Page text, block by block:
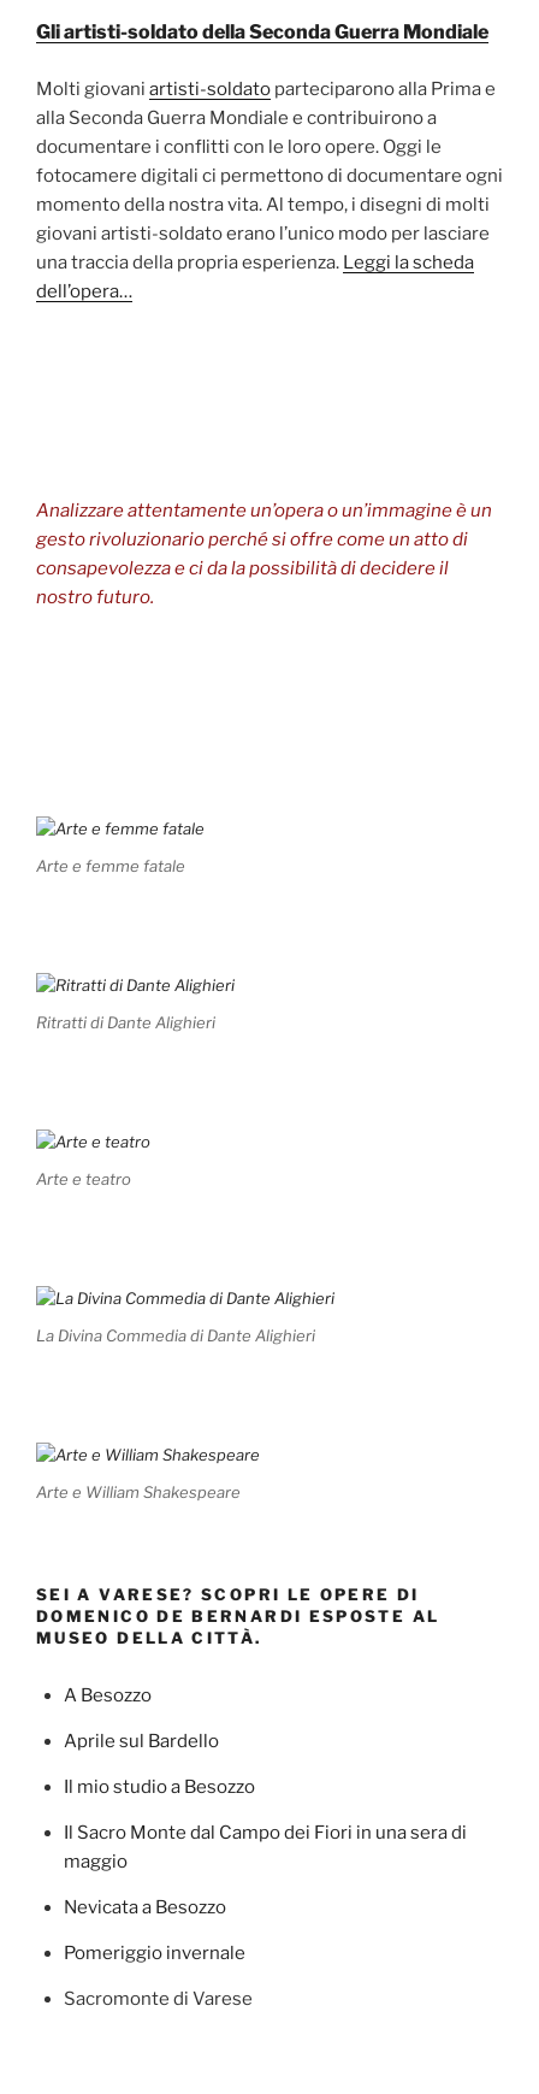
Gli artisti-soldato della Seconda Guerra Mondiale
Molti giovani artisti-soldato parteciparono alla Prima e
alla Seconda Guerra Mondiale e contribuirono a
documentare i conflitti con le loro opere. Oggi le
fotocamere digitali ci permettono di documentare ogni
momento della nostra vita. Al tempo, i disegni di molti
giovani artisti-soldato erano l’unico modo per lasciare
una traccia della propria esperienza. Leggi la scheda
dell’opera…
Analizzare attentamente un’opera o un’immagine è un
gesto rivoluzionario perché si offre come un atto di
consapevolezza e ci da la possibilità di decidere il
nostro futuro.
Arte e femme fatale
Ritratti di Dante Alighieri
Arte e teatro
La Divina Commedia di Dante Alighieri
Arte e William Shakespeare
SEI A VARESE? SCOPRI LE OPERE DI
DOMENICO DE BERNARDI ESPOSTE AL
MUSEO DELLA CITTÀ.
A Besozzo
Aprile sul Bardello
Il mio studio a Besozzo
Il Sacro Monte dal Campo dei Fiori in una sera di
maggio
Nevicata a Besozzo
Pomeriggio invernale
Sacromonte di Varese